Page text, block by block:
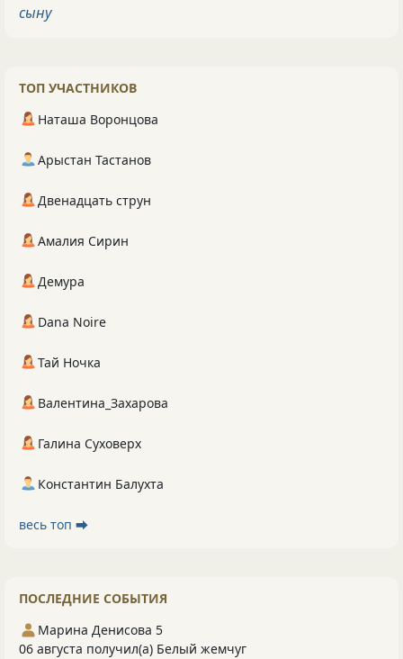
сыну
ТОП УЧАСТНИКОВ
Наташа Воронцова
Арыстан Тастанов
Двенадцать струн
Амалия Сирин
Демура
Dana Noire
Тай Ночка
Валентина_Захарова
Галина Суховерх
Константин Балухта
весь топ ⮕
ПОСЛЕДНИЕ СОБЫТИЯ
Марина Денисова 5
06 августа получил(а) Белый жемчуг